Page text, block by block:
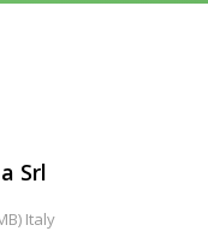
Srl
Italy